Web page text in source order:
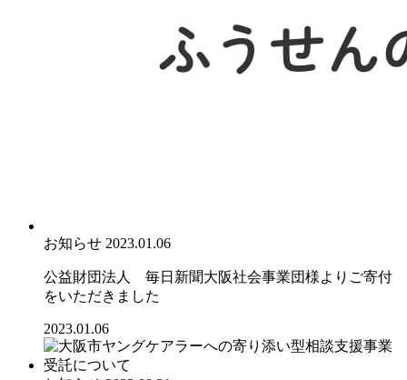
お知らせ 2023.01.06
公益財団法人 毎日新聞大阪社会事業団様よりご寄付
をいただきました
2023.01.06